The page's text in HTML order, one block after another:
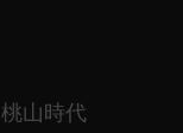
桃山時代